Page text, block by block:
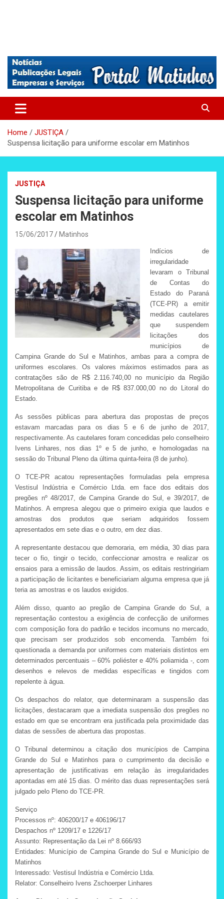
Matinhos – Praia de Matinhos
Home
JUSTIÇA
Suspensa licitação para uniforme escolar em Matinhos
JUSTIÇA
Suspensa licitação para uniforme
escolar em Matinhos
15/06/2017 Matinhos
Indícios de
irregularidade
levaram o Tribunal
de Contas do
Estado do Paraná
(TCE-PR) a emitir
medidas cautelares
que suspendem
licitações dos
municípios de
Campina Grande do Sul e Matinhos, ambas para a compra de
uniformes escolares. Os valores máximos estimados para as
contratações são de R$ 2.116.740,00 no município da Região
Metropolitana de Curitiba e de R$ 837.000,00 no do Litoral do
Estado.
As sessões públicas para abertura das propostas de preços
estavam marcadas para os dias 5 e 6 de junho de 2017,
respectivamente. As cautelares foram concedidas pelo conselheiro
Ivens Linhares, nos dias 1º e 5 de junho, e homologadas na
sessão do Tribunal Pleno da última quinta-feira (8 de junho).
O TCE-PR acatou representações formuladas pela empresa
Vestisul Indústria e Comércio Ltda. em face dos editais dos
pregões nº 48/2017, de Campina Grande do Sul, e 39/2017, de
Matinhos. A empresa alegou que o primeiro exigia que laudos e
amostras dos produtos que seriam adquiridos fossem
apresentados em sete dias e o outro, em dez dias.
A representante destacou que demoraria, em média, 30 dias para
tecer o fio, tingir o tecido, confeccionar amostra e realizar os
ensaios para a emissão de laudos. Assim, os editais restringiriam
a participação de licitantes e beneficiariam alguma empresa que já
teria as amostras e os laudos exigidos.
Além disso, quanto ao pregão de Campina Grande do Sul, a
representação contestou a exigência de confecção de uniformes
com composição fora do padrão e tecidos incomuns no mercado,
que precisam ser produzidos sob encomenda. Também foi
questionada a demanda por uniformes com materiais distintos em
determinados percentuais – 60% poliéster e 40% poliamida -, com
desenhos e relevos de medidas específicas e tingidos com
repelente à água.
Os despachos do relator, que determinaram a suspensão das
licitações, destacaram que a imediata suspensão dos pregões no
estado em que se encontram era justificada pela proximidade das
datas de sessões de abertura das propostas.
O Tribunal determinou a citação dos municípios de Campina
Grande do Sul e Matinhos para o cumprimento da decisão e
apresentação de justificativas em relação às irregularidades
apontadas em até 15 dias. O mérito das duas representações será
julgado pelo Pleno do TCE-PR.
Serviço
Processos nº: 406200/17 e 406196/17
Despachos nº 1209/17 e 1226/17
Assunto: Representação da Lei nº 8.666/93
Entidades: Município de Campina Grande do Sul e Município de
Matinhos
Interessado: Vestisul Indústria e Comércio Ltda.
Relator: Conselheiro Ivens Zschoerper Linhares